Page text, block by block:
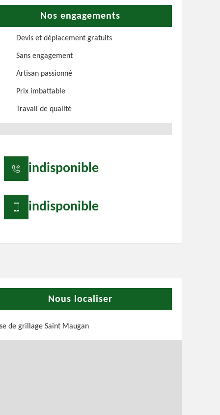
Nos engagements
Devis et déplacement gratuits
Sans engagement
Artisan passionné
Prix imbattable
Travail de qualité
indisponible
indisponible
Nous localiser
de grillage Saint Maugan